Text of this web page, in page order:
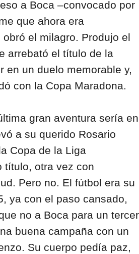
a Boca –convocado por
que ahora era
el milagro. Produjo el
arrebató el título de la
en un duelo memorable y,
con la Copa Maradona.
gran aventura sería en
a su querido Rosario
Copa de la Liga
título, otra vez con
Pero no. El fútbol era su
ya con el paso cansado,
no a Boca para un tercer
buena campaña con un
Su cuerpo pedía paz,